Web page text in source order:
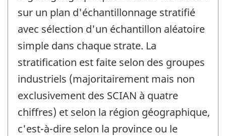
sur un plan d'échantillonnage stratifié
avec sélection d'un échantillon aléatoire
simple dans chaque strate. La
stratification est faite selon des groupes
industriels (majoritairement mais non
exclusivement des SCIAN à quatre
chiffres) et selon la région géographique,
c'est-à-dire selon la province ou le